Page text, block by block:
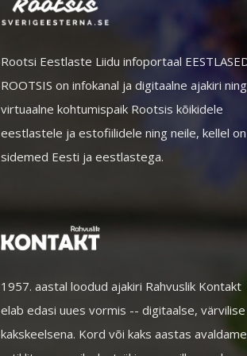
Rootsi Eestlaste Liidu infoportaal
ROOTSIS on infokanal ja digitaalne ajakiri ning
virtuaalne kohtumispaik Rootsis kõikidele
eestlastele ja estofiilidele ning neile, kellel on
sidemed Eesti ja eestlastega.
1957. aastal loodud ajakiri Rahvuslik Kontakt
elab edasi uues vormis -- digitaalse,
kakskeelsena. Kord või kaks aastas avaldame